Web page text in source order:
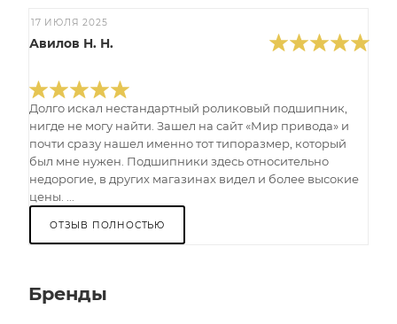
17 ИЮЛЯ 2025
Авилов Н. Н.
Долго искал нестандартный роликовый подшипник,
нигде не могу найти. Зашел на сайт «Мир привода» и
почти сразу нашел именно тот типоразмер, который
был мне нужен. Подшипники здесь относительно
недорогие, в других магазинах видел и более высокие
цены. ...
ОТЗЫВ ПОЛНОСТЬЮ
Бренды